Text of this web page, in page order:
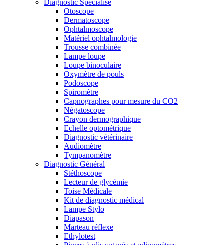
Diagnostic Spécialisé
Otoscope
Dermatoscope
Ophtalmoscope
Matériel ophtalmologie
Trousse combinée
Lampe loupe
Loupe binoculaire
Oxymètre de pouls
Podoscope
Spiromètre
Capnographes pour mesure du CO2
Négatoscope
Crayon dermographique
Echelle optométrique
Diagnostic vétérinaire
Audiomètre
Tympanomètre
Diagnostic Général
Stéthoscope
Lecteur de glycémie
Toise Médicale
Kit de diagnostic médical
Lampe Stylo
Diapason
Marteau réflexe
Ethylotest